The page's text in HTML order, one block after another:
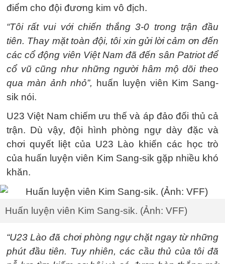
điểm cho đội đương kim vô địch.
“Tôi rất vui với chiến thắng 3-0 trong trận đầu
tiên. Thay mặt toàn đội, tôi xin gửi lời cảm ơn đến
các cổ động viên Việt Nam đã đến sân Patriot để
cổ vũ cũng như những người hâm mộ dõi theo
qua màn ảnh nhỏ”,
huấn luyện viên Kim Sang-
sik nói.
U23 Việt Nam chiếm ưu thế và áp đảo đối thủ cả
trận. Dù vậy, đội hình phòng ngự dày đặc và
chơi quyết liệt của U23 Lào khiến các học trò
của huấn luyện viên Kim Sang-sik gặp nhiều khó
khăn.
Huấn luyện viên Kim Sang-sik. (Ảnh: VFF)
“U23 Lào đã chơi phòng ngự chặt ngay từ những
phút đầu tiên. Tuy nhiên, các cầu thủ của tôi đã